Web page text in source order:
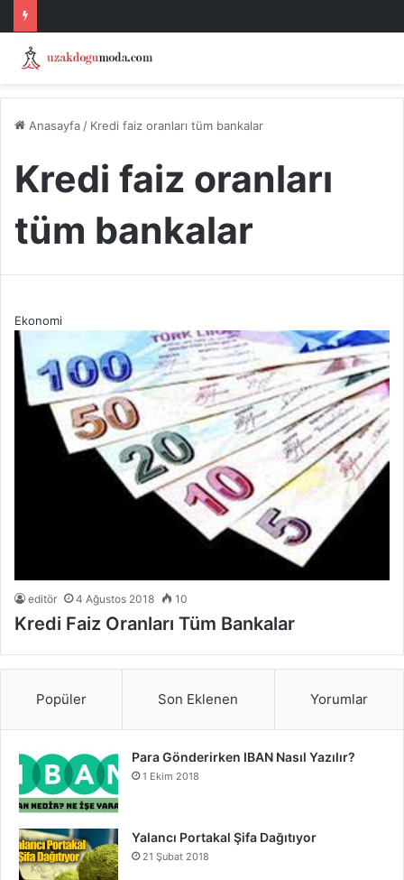
Anasayfa / Kredi faiz oranları tüm bankalar
Kredi faiz oranları
tüm bankalar
Ekonomi
editör 4 Ağustos 2018 10
Kredi Faiz Oranları Tüm Bankalar
Popüler Son Eklenen Yorumlar
Para Gönderirken IBAN Nasıl Yazılır?
1 Ekim 2018
Yalancı Portakal Şifa Dağıtıyor
21 Şubat 2018